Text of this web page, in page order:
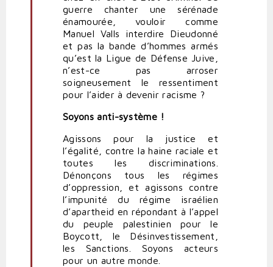
guerre chanter une sérénade
énamourée, vouloir comme
Manuel Valls interdire Dieudonné
et pas la bande d’hommes armés
qu’est la Ligue de Défense Juive,
n’est-ce pas arroser
soigneusement le ressentiment
pour l’aider à devenir racisme ?
Soyons anti-système !
Agissons pour la justice et
l’égalité, contre la haine raciale et
toutes les discriminations.
Dénonçons tous les régimes
d’oppression, et agissons contre
l’impunité du régime israélien
d’apartheid en répondant à l’appel
du peuple palestinien pour le
Boycott, le Désinvestissement,
les Sanctions. Soyons acteurs
pour un autre monde.